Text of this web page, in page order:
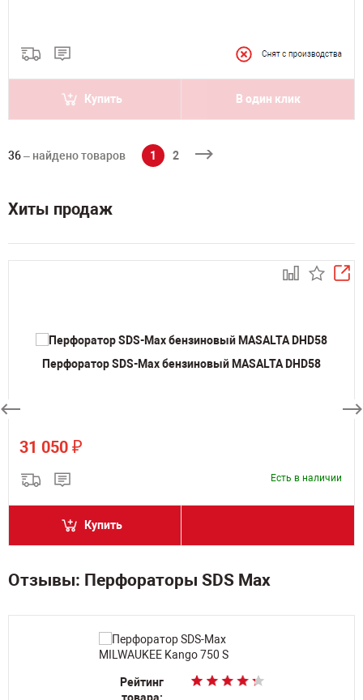
Купить В один клик
36– найдено товаров 1 2
Хиты продаж
Перфоратор SDS-Max бензиновый MASALTA DHD58
31 050 ₽
Есть в наличии
Купить
Отзывы: Перфораторы SDS Max
Рейтинг
Рейтинг
Рейтинг
Рейтинг
Рейтинг